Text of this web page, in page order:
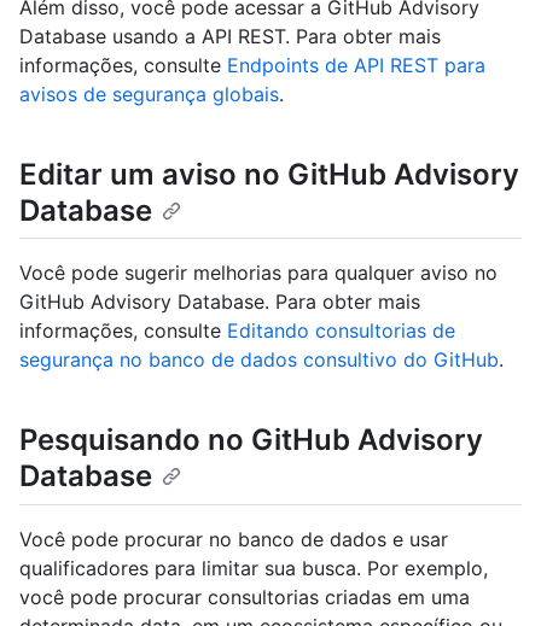
Além disso, você pode acessar a GitHub Advisory
Database usando a API REST. Para obter mais
informações, consulte Endpoints de API REST para
avisos de segurança globais.
Editar um aviso no GitHub Advisory
Database
Você pode sugerir melhorias para qualquer aviso no
GitHub Advisory Database. Para obter mais
informações, consulte Editando consultorias de
segurança no banco de dados consultivo do GitHub.
Pesquisando no GitHub Advisory
Database
Você pode procurar no banco de dados e usar
qualificadores para limitar sua busca. Por exemplo,
você pode procurar consultorias criadas em uma